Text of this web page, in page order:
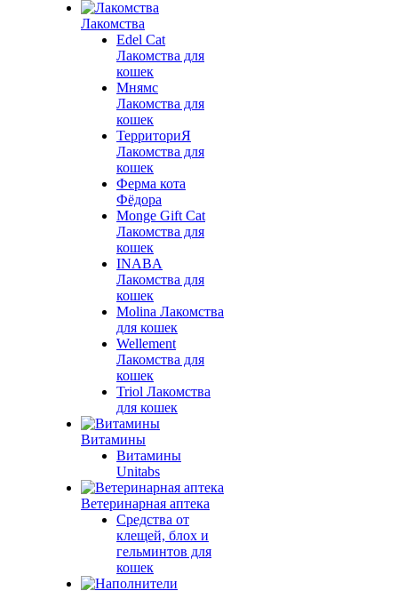
Лакомства
Edel Cat
Лакомства для
кошек
Мнямс
Лакомства для
кошек
ТерриториЯ
Лакомства для
кошек
Ферма кота
Фёдора
Monge Gift Cat
Лакомства для
кошек
INABA
Лакомства для
кошек
Molina Лакомства
для кошек
Wellement
Лакомства для
кошек
Triol Лакомства
для кошек
Витамины
Витамины
Unitabs
Ветеринарная аптека
Средства от
клещей, блох и
гельминтов для
кошек